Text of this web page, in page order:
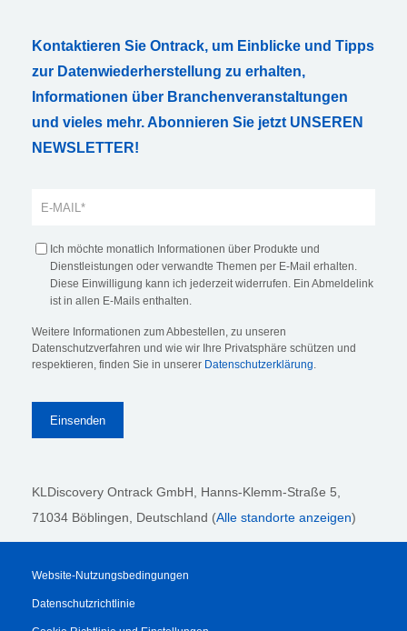
Kontaktieren Sie Ontrack, um Einblicke und Tipps
zur Datenwiederherstellung zu erhalten,
Informationen über Branchenveranstaltungen
und vieles mehr. Abonnieren Sie jetzt UNSEREN
NEWSLETTER!
Ich möchte monatlich Informationen über Produkte und
Dienstleistungen oder verwandte Themen per E-Mail erhalten.
Diese Einwilligung kann ich jederzeit widerrufen. Ein Abmeldelink
ist in allen E-Mails enthalten.
Weitere Informationen zum Abbestellen, zu unseren
Datenschutzverfahren und wie wir Ihre Privatsphäre schützen und
respektieren, finden Sie in unserer Datenschutzerklärung.
KLDiscovery Ontrack GmbH, Hanns-Klemm-Straße 5
71034 Böblingen , Deutschland (Alle standorte anzeigen)
Website-Nutzungsbedingungen
Datenschutzrichtlinie